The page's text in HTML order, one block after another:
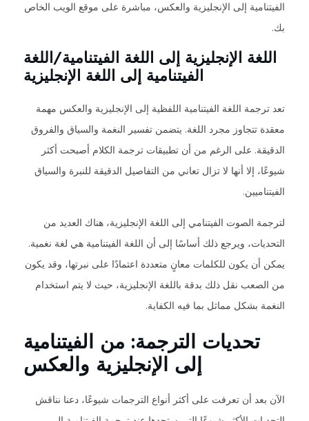
الفيتنامية إلى الإنجليزية والعكس، مباشرة على موقع الويب الخاص
بك.
اللغة الإنجليزية إلى اللغة الفيتنامية/اللغة
الفيتنامية إلى اللغة الإنجليزية
تعد ترجمة اللغة الفيتنامية اللفظية إلى الإنجليزية والعكس مهمة
معقدة تتجاوز مجرد اللغة. يتضمن تفسير النغمة والسياق والفروق
الدقيقة. على الرغم من أن تطبيقات ترجمة الكلام أصبحت أكثر
شيوعًا، إلا أنها لا تزال تعاني من التفاصيل الدقيقة للنبرة والسياق
الفيتناميين.
لترجمة الصوت الفيتنامي إلى اللغة الإنجليزية، هناك العديد من
التحديات، ويرجع ذلك أساسًا إلى أن اللغة الفيتنامية هي لغة نغمية.
يمكن أن يكون للكلمات معانٍ متعددة اعتمادًا على نبرتها، وقد يكون
من الصعب نقل ذلك بدقة باللغة الإنجليزية، حيث لا يتم استخدام
النغمة بشكل مماثل بما فيه الكفاية.
تحديات الترجمة: من الفيتنامية
إلى الإنجليزية والعكس
الآن بعد أن تعرفت على أكثر أنواع الترجمات شيوعًا، دعنا نناقش